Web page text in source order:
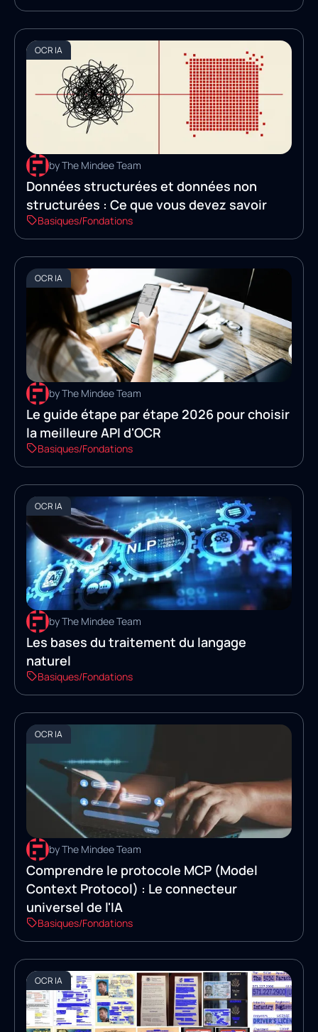
OCR IA
by The Mindee Team
Données structurées et données non
structurées : Ce que vous devez savoir
Basiques/Fondations
OCR IA
by The Mindee Team
Le guide étape par étape 2026 pour choisir
la meilleure API d'OCR
Basiques/Fondations
OCR IA
by The Mindee Team
Les bases du traitement du langage
naturel
Basiques/Fondations
OCR IA
by The Mindee Team
Comprendre le protocole MCP (Model
Context Protocol) : Le connecteur
universel de l'IA
Basiques/Fondations
OCR IA